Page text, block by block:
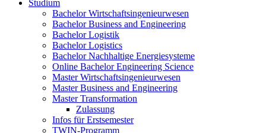
Studium
Bachelor Wirtschaftsingenieurwesen
Bachelor Business and Engineering
Bachelor Logistik
Bachelor Logistics
Bachelor Nachhaltige Energiesysteme
Online Bachelor Engineering Science
Master Wirtschaftsingenieurwesen
Master Business and Engineering
Master Transformation
Zulassung
Infos für Erstsemester
TWIN-Programm